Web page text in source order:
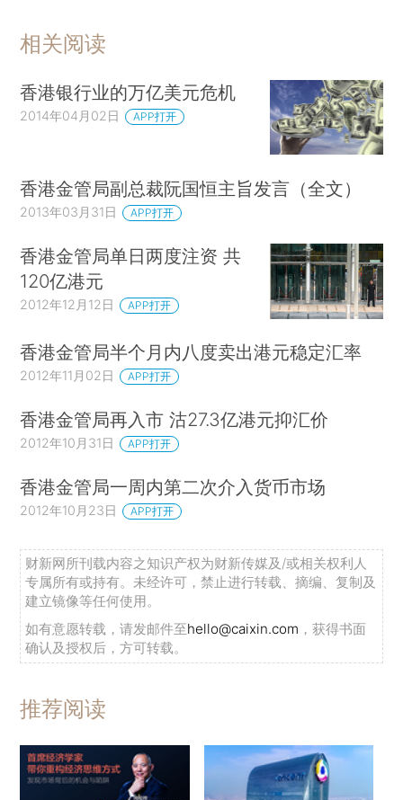
相关阅读
香港银行业的万亿美元危机
2014年04月02日 APP打开
香港金管局副总裁阮国恒主旨发言（全文）
2013年03月31日 APP打开
香港金管局单日两度注资 共
120亿港元
2012年12月12日 APP打开
香港金管局半个月内八度卖出港元稳定汇率
2012年11月02日 APP打开
香港金管局再入市 沽27.3亿港元抑汇价
2012年10月31日 APP打开
香港金管局一周内第二次介入货币市场
2012年10月23日 APP打开
财新网所刊载内容之知识产权为财新传媒及/或相关权利人
专属所有或持有。未经许可，禁止进行转载、摘编、复制及
建立镜像等任何使用。
如有意愿转载，请发邮件至hello@caixin.com ，获得书面
确认及授权后，方可转载。
推荐阅读